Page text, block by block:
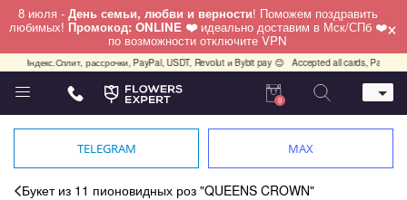
8 июля - День семьи, любви и верности! Поможем поздравить
любимых! Промокод: ONLINE ❤️ идеально доставим в Мск/СПб ❤️
по возможности отключите VPN ×
рассрочки, PayPal, USDT, Revolut и Bybit pay 😊 Accepted all cards, PayPal, USDT,
Телефон
+7 (495) 982-55-05
0
TELEGRAM MAX
Букет из 11 пионовидных роз "QUEENS CROWN"